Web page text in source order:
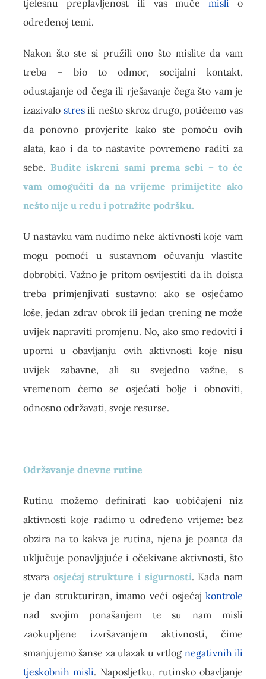
tjelesnu preplavljenost ili vas mučemisli o
određenoj temi.
Nakon što ste si pružili ono što mislite da vam
treba – bio to odmor, socijalni kontakt,
odustajanje od čega ili rješavanje čega što vam je
izazivalo stresili nešto skroz drugo, potičemo vas
da ponovno provjerite kako ste pomoću ovih
alata, kao i da to nastavite povremeno raditi za
sebe. Budite iskreni sami prema sebi – to će
vam omogućiti da na vrijeme primijetite ako
nešto nije u redu i potražite podršku.
U nastavku vam nudimo neke aktivnosti koje vam
mogu pomoći u sustavnom očuvanju vlastite
dobrobiti. Važno je pritom osvijestiti da ih doista
treba primjenjivati sustavno: ako se osjećamo
loše, jedan zdrav obrok ili jedan trening ne može
uvijek napraviti promjenu. No, ako smo redoviti i
uporni u obavljanju ovih aktivnosti koje nisu
uvijek zabavne, ali su svejedno važne, s
vremenom ćemo se osjećati bolje i obnoviti,
odnosno održavati, svoje resurse.
Održavanje dnevne rutine
Rutinu možemo definirati kao uobičajeni niz
aktivnosti koje radimo u određeno vrijeme: bez
obzira na to kakva je rutina, njena je poanta da
uključuje ponavljajuće i očekivane aktivnosti, što
stvara osjećaj strukture i sigurnosti. Kada nam
je dan strukturiran, imamo veći osjećajkontrole
nad svojim ponašanjem te su nam misli
zaokupljene izvršavanjem aktivnosti, čime
smanjujemo šanse za ulazak u vrtlog negativnih ili
tjeskobnih misli. Naposljetku, rutinsko obavljanje